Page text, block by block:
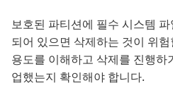
보호된 파티션에 필수 시스템
되어 있으면 삭제하는 것이 위
용도를 이해하고 삭제를 진행하
업했는지 확인해야 합니다.